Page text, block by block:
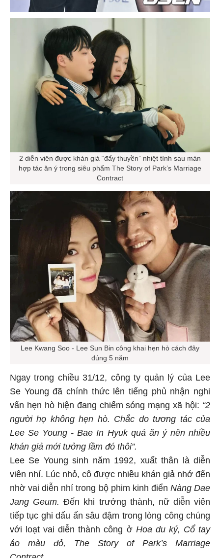
2 diễn viên được khán giả “đẩy thuyền” nhiệt tình sau màn
hợp tác ăn ý trong siêu phẩm The Story of Park’s Marriage
Contract
Lee Kwang Soo - Lee Sun Bin công khai hẹn hò cách đây
đúng 5 năm
Ngay trong chiều 31/12, công ty quản lý của Lee
Se Young đã chính thức lên tiếng phủ nhận nghi
vấn hẹn hò hiện đang chiếm sóng mạng xã hội: “2
người họ không hẹn hò. Chắc do tương tác của
Lee Se Young - Bae In Hyuk quá ăn ý nên nhiều
khán giả mới tưởng lầm đó thôi”.
Lee Se Young sinh năm 1992, xuất thân là diễn
viên nhí. Lúc nhỏ, cô được nhiều khán giả nhớ đến
nhờ vai diễn nhí trong bộ phim kinh điển Nàng Dae
Jang Geum.
Đến khi trưởng thành, nữ diễn viên
tiếp tục ghi dấu ấn sâu đậm trong lòng công chúng
với loạt vai diễn thành công ở Hoa du ký, Cổ tay
áo màu đỏ, The Story of Park’s Marriage
Contract…